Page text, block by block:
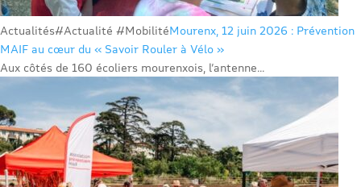
Actualités#Actualité #MobilitéMourenx, 12 juin 2026 : Prévention
MAIF au cœur du « Savoir Rouler à Vélo »
Aux côtés de 160 écoliers mourenxois, l’antenne...